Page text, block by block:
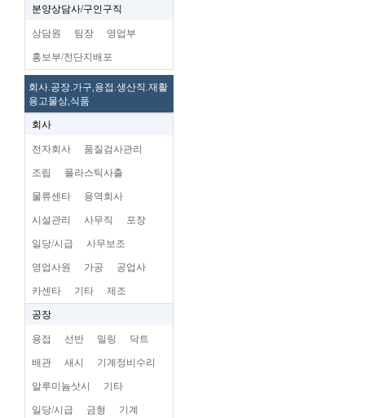
분양상담사/구인구직
상담원 팀장 영업부
홍보부/전단지배포
회사.공장.가구,용접.생산직.재활
용고물상,식품
회사
전자회사 품질검사관리
조립 플라스틱사출
물류센타 용역회사
시설관리 사무직 포장
일당/시급 사무보조
영업사원 가공 공업사
카센타 기타 제조
공장
용접 선반 밀링 닥트
배관 새시 기계정비수리
알루미늄삿시 기타
일당/시급 금형 기계